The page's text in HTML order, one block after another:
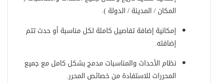
المكان / المدينة / الدولة ).
إمكانية إضافة تفاصيل كاملة لكل مناسبة أو حدث تتم
إضافته.
نظام الأحداث والمناسبات مدمج بشكل كامل مع جميع
المحررات للاستفادة من خصائص المحرر.